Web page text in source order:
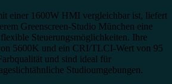
einer 1600W HMI vergleichbar ist, liefert
Greenscreen-Studio München eine
Steuerungsmöglichkeiten. Ihre
5600K und ein CRI/TLCI-Wert von 95
und sind ideal für
Studioumgebungen.